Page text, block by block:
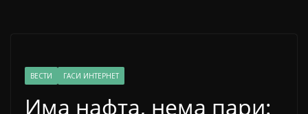
ВЕСТИ ГАСИ ИНТЕРНЕТ
Има нафта, нема пари: